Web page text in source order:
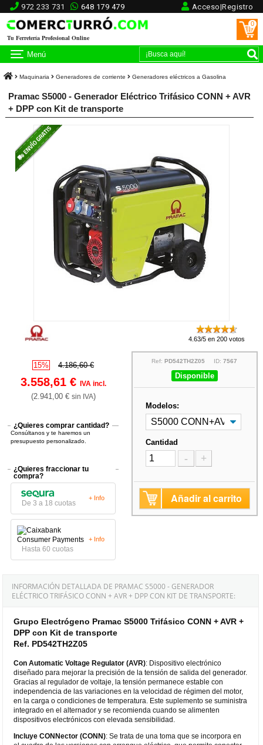
972 233 731 648 179 479 Acceso|Registro
Tu Ferretería Profesional Online
0
Menú
Maquinaria Generadores de corriente Generadores eléctricos a Gasolina
Pramac S5000 - Generador Eléctrico Trifásico CONN + AVR
+ DPP con Kit de transporte
4.63/5 en 200 votos
15% 4.186,60 €
3.558,61 € IVA incl.
(2.941,00 € sin IVA)
¿Quieres comprar cantidad?
Consúltanos y te haremos un
presupuesto personalizado.
¿Quieres fraccionar tu
compra?
De 3 a 18 cuotas
+ Info
Hasta 60 cuotas
+ Info
Ref:PD542TH2Z05 ID:7567
Disponible
Modelos:
Cantidad
- +
Añadir al carrito
INFORMACIÓN DETALLADA DE PRAMAC S5000 - GENERADOR
ELÉCTRICO TRIFÁSICO CONN + AVR + DPP CON KIT DE TRANSPORTE:
Grupo Electrógeno Pramac S5000 Trifásico CONN + AVR +
DPP con Kit de transporte
Ref. PD542TH2Z05
Con Automatic Voltage Regulator (AVR): Dispositivo electrónico
diseñado para mejorar la precisión de la tensión de salida del generador.
Gracias al regulador de voltaje, la tensión permanece estable con
independencia de las variaciones en la velocidad de régimen del motor,
en la carga o condiciones de temperatura. Este suplemento se suministra
integrado en el alternador y se recomienda cuando se alimenten
dispositivos electrónicos con elevada sensibilidad.
Incluye CONNector (CONN): Se trata de una toma que se incorpora en